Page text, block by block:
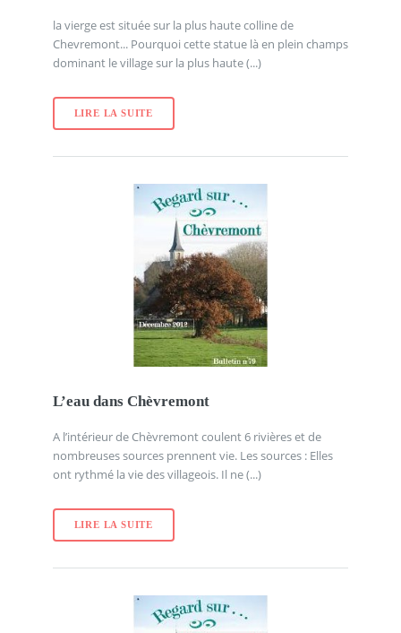
la vierge est située sur la plus haute colline de
Chevremont... Pourquoi cette statue là en plein champs
dominant le village sur la plus haute (...)
LIRE LA SUITE
L’eau dans Chèvremont
A l’intérieur de Chèvremont coulent 6 rivières et de
nombreuses sources prennent vie. Les sources : Elles
ont rythmé la vie des villageois. Il ne (...)
LIRE LA SUITE